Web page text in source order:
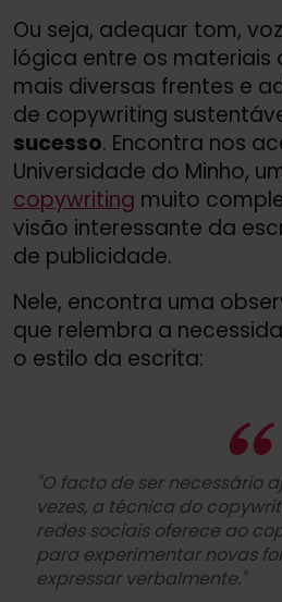
Ou seja, adequar tom,
lógica entre os materiais
mais diversas frentes e
de copywriting
sucesso. Encontra nos
Universidade do Minho,
copywriting muito
visão interessante da
de publicidade.
Nele, encontra uma
que relembra a
o estilo da escrita:
"O facto de ser necessário
vezes, a técnica do
redes sociais oferece ao
para experimentar novas
expressar verbalmente."